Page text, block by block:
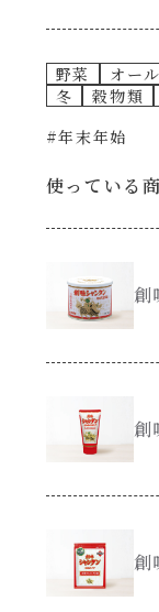
サラダ
本気中華
鍋
シャンタ
含む）
創味のつゆ
創味のつゆ
京の和風だ
白だし
カレーだし
そうめんつ
焼肉のたれ
野菜 オール
冬
穀物類
#年末年始
使っている
創
創
創